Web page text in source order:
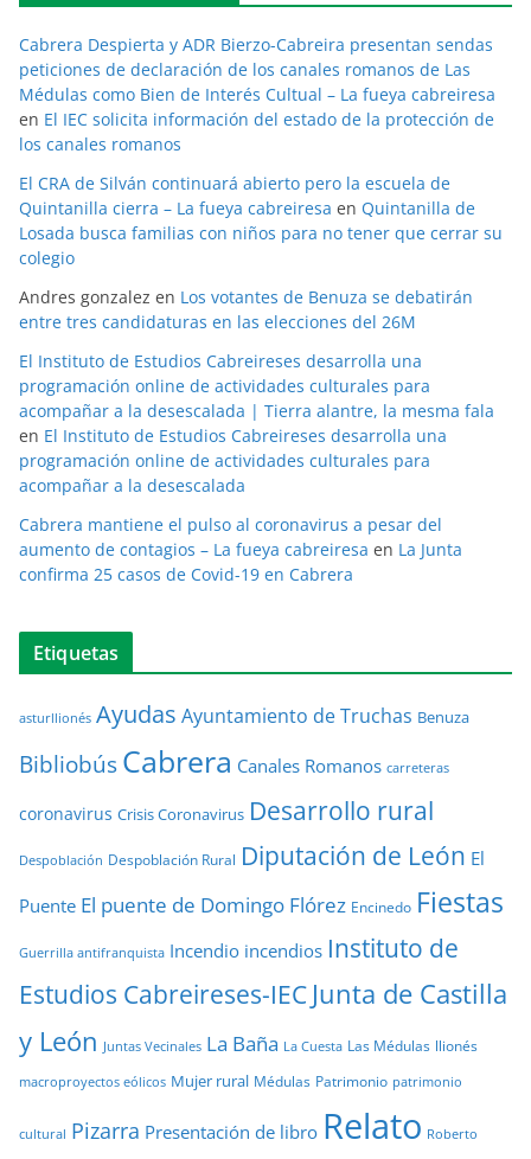
Cabrera Despierta y ADR Bierzo-Cabreira presentan sendas
peticiones de declaración de los canales romanos de Las
Médulas como Bien de Interés Cultual – La fueya cabreiresa
en El IEC solicita información del estado de la protección de
los canales romanos
El CRA de Silván continuará abierto pero la escuela de
Quintanilla cierra – La fueya cabreiresa en Quintanilla de
Losada busca familias con niños para no tener que cerrar su
colegio
Andres gonzalez en Los votantes de Benuza se debatirán
entre tres candidaturas en las elecciones del 26M
El Instituto de Estudios Cabreireses desarrolla una
programación online de actividades culturales para
acompañar a la desescalada | Tierra alantre, la mesma fala
en El Instituto de Estudios Cabreireses desarrolla una
programación online de actividades culturales para
acompañar a la desescalada
Cabrera mantiene el pulso al coronavirus a pesar del
aumento de contagios – La fueya cabreiresa en La Junta
confirma 25 casos de Covid-19 en Cabrera
Etiquetas
asturllionés Ayudas Ayuntamiento de Truchas Benuza
BibliobúsCabrera Canales Romanos carreteras
coronavirus Crisis Coronavirus Desarrollo rural
Despoblación Despoblación Rural Diputación de León El
Puente El puente de Domingo Flórez Encinedo Fiestas
Guerrilla antifranquista Incendio incendios Instituto de
Estudios Cabreireses-IEC Junta de Castilla
y León Juntas Vecinales La Baña La Cuesta Las Médulas llionés
macroproyectos eólicos Mujer rural Médulas Patrimonio patrimonio
cultural Pizarra Presentación de libro Relato Roberto